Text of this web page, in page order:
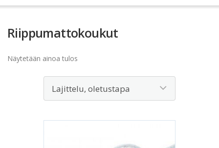
Riippumattokoukut
Näytetään ainoa tulos